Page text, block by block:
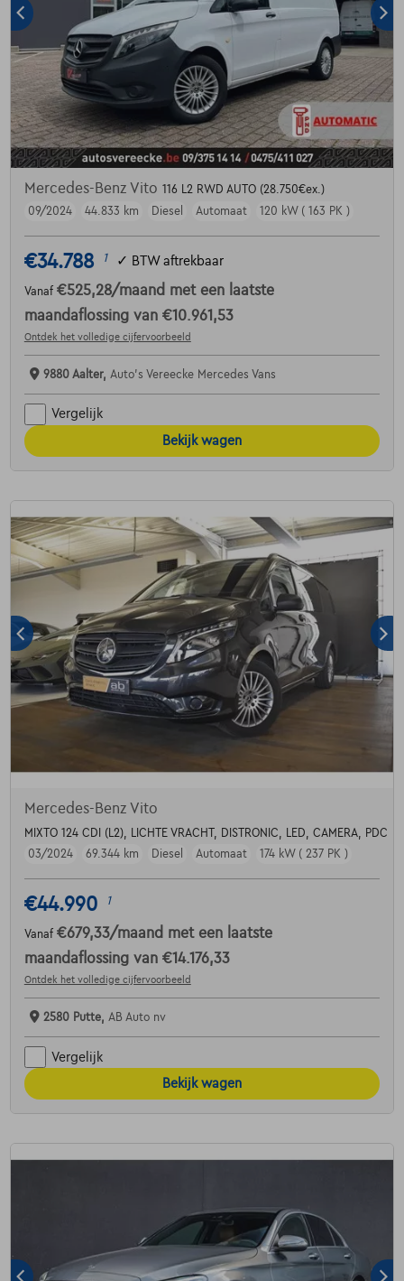
Mercedes-Benz Vito 116 L2 RWD AUTO (28.750€ex.)
09/2024
44.833 km Diesel Automaat 120 kW ( 163 PK )
€34.788 1 ✓ BTW aftrekbaar
Vanaf €525,28/maand met een laatste
maandaflossing van €10.961,53
Ontdek het volledige cijfervoorbeeld
9880 Aalter, Auto's Vereecke Mercedes Vans
Vergelijk
Bekijk wagen
Mercedes-Benz Vito
MIXTO 124 CDI (L2), LICHTE VRACHT, DISTRONIC, LED, CAMERA, PDC
03/2024
69.344 km Diesel Automaat 174 kW ( 237 PK )
€44.990 1
Vanaf €679,33/maand met een laatste
maandaflossing van €14.176,33
Ontdek het volledige cijfervoorbeeld
2580 Putte, AB Auto nv
Vergelijk
Bekijk wagen